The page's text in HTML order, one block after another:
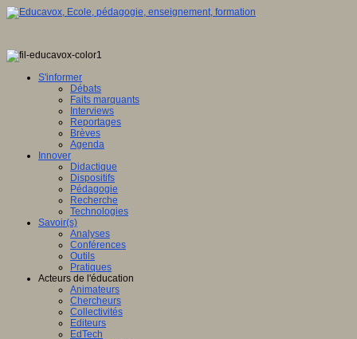
S'informer
Débats
Faits marquants
Interviews
Reportages
Brèves
Agenda
Innover
Didactique
Dispositifs
Pédagogie
Recherche
Technologies
Savoir(s)
Analyses
Conférences
Outils
Pratiques
Acteurs de l'éducation
Animateurs
Chercheurs
Collectivités
Editeurs
EdTech